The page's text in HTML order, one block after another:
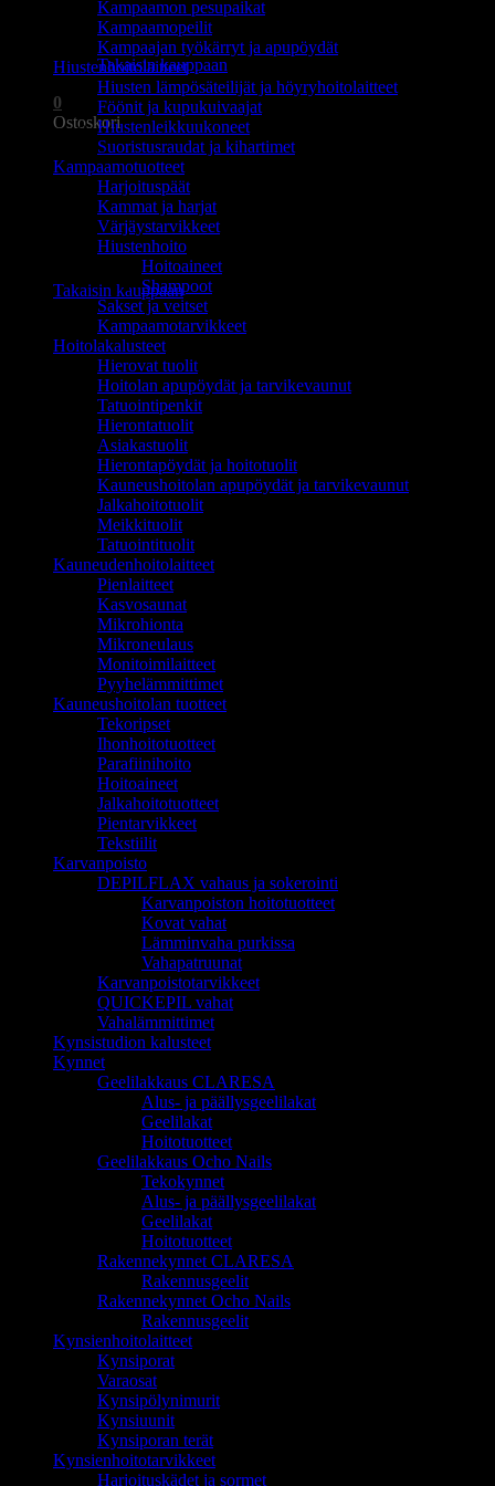
Ostoskori on tyhjä.
Takaisin kauppaan
0
Ostoskori
Ostoskori on tyhjä.
Takaisin kauppaan
Kampaamon pesupaikat
Kampaamopeilit
Kampaajan työkärryt ja apupöydät
Hiustenhoitolaitteet
Hiusten lämpösäteilijät ja höyryhoitolaitteet
Föönit ja kupukuivaajat
Hiustenleikkuukoneet
Suoristusraudat ja kihartimet
Kampaamotuotteet
Harjoituspäät
Kammat ja harjat
Värjäystarvikkeet
Hiustenhoito
Hoitoaineet
Shampoot
Sakset ja veitset
Kampaamotarvikkeet
Hoitolakalusteet
Hierovat tuolit
Hoitolan apupöydät ja tarvikevaunut
Tatuointipenkit
Hierontatuolit
Asiakastuolit
Hierontapöydät ja hoitotuolit
Kauneushoitolan apupöydät ja tarvikevaunut
Jalkahoitotuolit
Meikkituolit
Tatuointituolit
Kauneudenhoitolaitteet
Pienlaitteet
Kasvosaunat
Mikrohionta
Mikroneulaus
Monitoimilaitteet
Pyyhelämmittimet
Kauneushoitolan tuotteet
Tekoripset
Ihonhoitotuotteet
Parafiinihoito
Hoitoaineet
Jalkahoitotuotteet
Pientarvikkeet
Tekstiilit
Karvanpoisto
DEPILFLAX vahaus ja sokerointi
Karvanpoiston hoitotuotteet
Kovat vahat
Lämminvaha purkissa
Vahapatruunat
Karvanpoistotarvikkeet
QUICKEPIL vahat
Vahalämmittimet
Kynsistudion kalusteet
Kynnet
Geelilakkaus CLARESA
Alus- ja päällysgeelilakat
Geelilakat
Hoitotuotteet
Geelilakkaus Ocho Nails
Tekokynnet
Alus- ja päällysgeelilakat
Geelilakat
Hoitotuotteet
Rakennekynnet CLARESA
Rakennusgeelit
Rakennekynnet Ocho Nails
Rakennusgeelit
Kynsienhoitolaitteet
Kynsiporat
Varaosat
Kynsipölynimurit
Kynsiuunit
Kynsiporan terät
Kynsienhoitotarvikkeet
Harjoituskädet ja sormet